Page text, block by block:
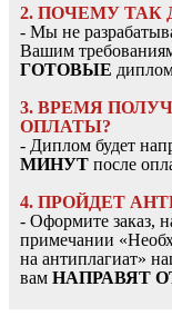
2. ПОЧЕМУ ТАК
- Мы не
Вашим
ГОТОВЫЕ
3. ВРЕМЯ
ОПЛАТЫ?
- Диплом будет
МИНУТ после
4. ПРОЙДЕТ
- Оформите заказ,
примечании
на антиплагиат»
вам НАПРАВЯТ